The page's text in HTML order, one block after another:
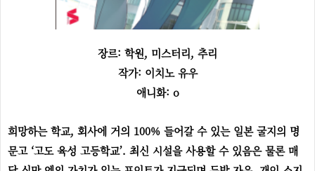
장르: 학원, 미스터리, 추리
작가: 이치노 유우
애니화: o
희망하는 학교, 회사에 거의 100% 들어갈 수 있는 일본 굴지의 명
문고 ‘고도 육성 고등학교’. 최신 시설을 사용할 수 있음은 물론 매